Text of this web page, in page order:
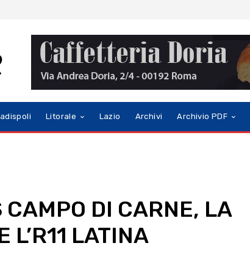
Litorale Lazio Archivi Archivio PDF
DI CARNE, LA
L’R11 LATINA